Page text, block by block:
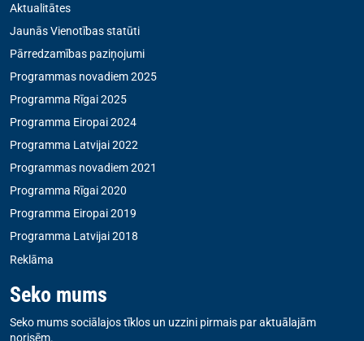
Aktualitātes
Jaunās Vienotības statūti
Pārredzamības paziņojumi
Programmas novadiem 2025
Programma Rīgai 2025
Programma Eiropai 2024
Programma Latvijai 2022
Programmas novadiem 2021
Programma Rīgai 2020
Programma Eiropai 2019
Programma Latvijai 2018
Reklāma
Seko mums
Seko mums sociālajos tīklos un uzzini pirmais par aktuālajām
norisēm.